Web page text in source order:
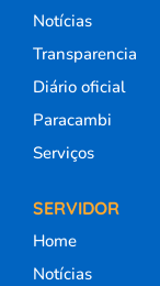
Notícias
Transparencia
Diário oficial
Paracambi
Serviços
SERVIDOR
Home
Notícias